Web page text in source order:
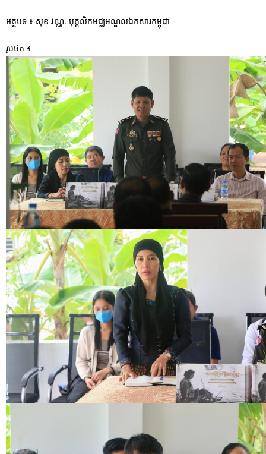
អត្ថបទ ៖ សុខ វណ្ណៈ បុគ្គលិកមជ្ឈមណ្ឌលឯកសារកម្ពុជា
រូបថត ៖